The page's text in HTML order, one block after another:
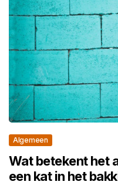
Algemeen
Wat betekent het
een kat in het